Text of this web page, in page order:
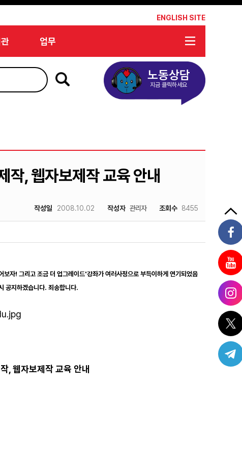
ENGLISH SITE
업무
노동상담
지금 클릭하세요
, 웹자보제작 교육 안내
작성일 2008.10.02 작성자 관리자 조회수 8455
! 그리고 조금 더 업그레이드'강좌가 여러사정으로 부득이하게 연기되었음
공지하겠습니다. 죄송합니다.
, 웹자보제작 교육 안내